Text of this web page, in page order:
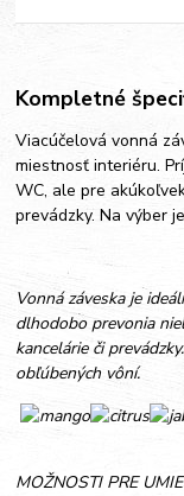
Kompletné
Viacúčelová vonná
miestnosť interiéru.
WC, ale pre
prevádzky. Na výber
Vonná záveska je
dlhodobo prevonia
kancelárie či
obľúbených vôní.
MOŽNOSTI PRE